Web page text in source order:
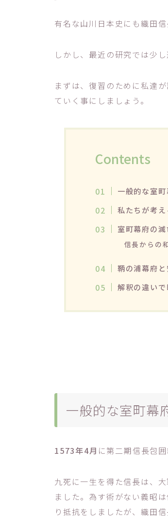
有名な山川日本史にも織田
しかし、最近の研究では少
まずは、復習のために私達
ていく事にしましょう。
Contents
一般的な室
私たちが考
室町幕府の
信長からの
鞆の浦幕府
解釈の違い
一般的な室町幕
1573年4月 に第二期信長包
九死に一生を得た信長は、
ました。為す術がない義昭
り抵抗をしましたが、織田